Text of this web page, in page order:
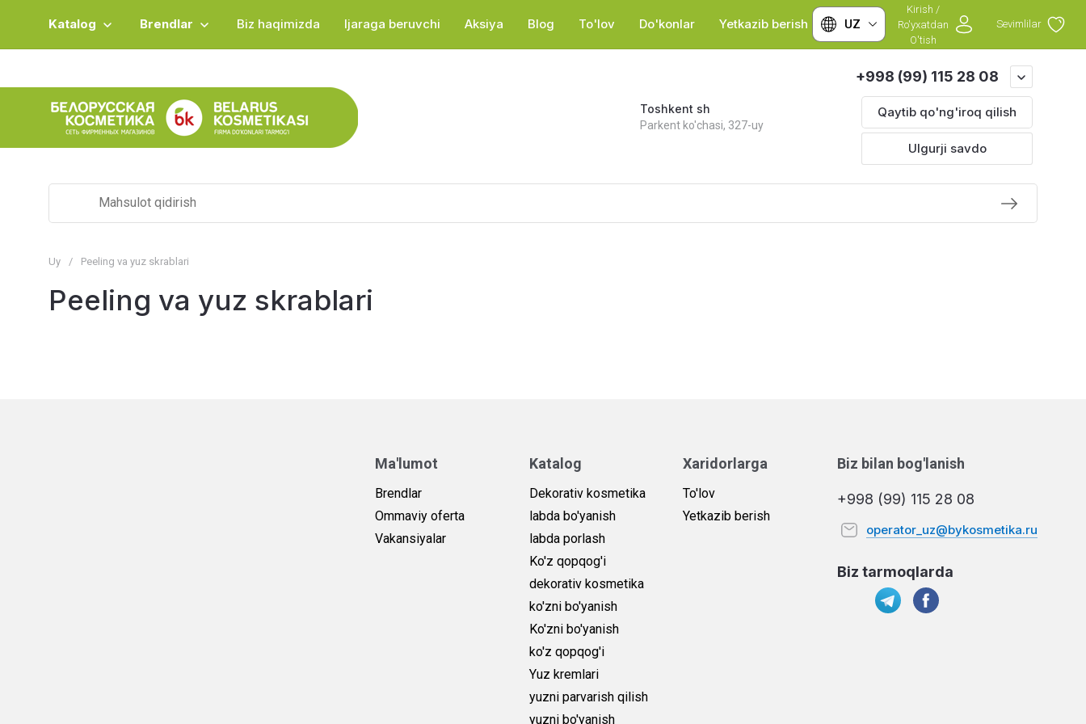
Katalog Brendlar Biz haqimizda Ijaraga beruvchi Aksiya Blog To'lov Do'konlar Yetkazib berish Franshizalar
UZ
Kirish /
Ro'yxatdan
O'tish
Sevimlilar
Toshkent sh
Parkent ko'chasi, 327-uy
+998 (99) 115 28 08
Qaytib qo'ng'iroq qilish
Ulgurji savdo
Uy / Peeling va yuz skrablari
Peeling va yuz skrablari
Ma'lumot
Brendlar
Ommaviy oferta
Vakansiyalar
Katalog
Dekorativ kosmetika
labda bo'yanish
labda porlash
Ko'z qopqog'i
dekorativ kosmetika
ko'zni bo'yanish
Ko'zni bo'yanish
ko'z qopqog'i
Yuz kremlari
yuzni parvarish qilish
yuzni bo'yanish
Xaridorlarga
To'lov
Yetkazib berish
Biz bilan bog'lanish
+998 (99) 115 28 08
operator_uz@bykosmetika.ru
Biz tarmoqlarda